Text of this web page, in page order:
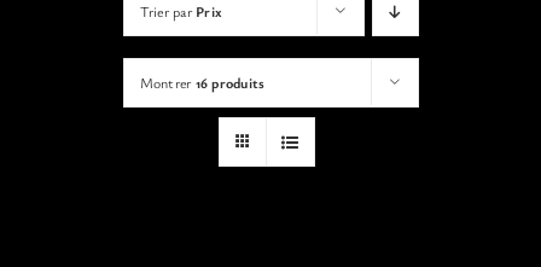
OFFRIR UNE EXPERIENCE
BOUTIQUE EN LIGNE
Trier parPrix
Montrer16 produits